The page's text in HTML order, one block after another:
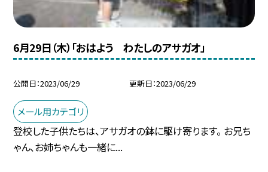
6月29日（木）「おはよう わたしのアサガオ」
公開日 2023/06/29 更新日 2023/06/29
メール用カテゴリ
登校した子供たちは、アサガオの鉢に駆け寄ります。 お兄ち
ゃん、お姉ちゃんも一緒に...